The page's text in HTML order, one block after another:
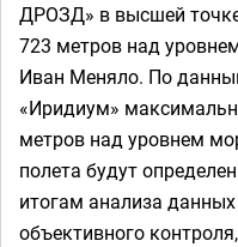
ДРОЗД» в высшей
723 метров над
Иван Меняло. По
«Иридиум»
метров над уровнем
полета будут
итогам анализа
объективного